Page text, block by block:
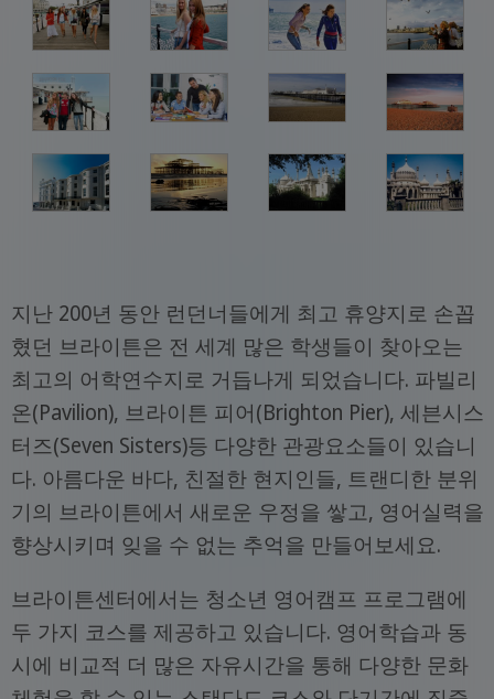
지난 200년 동안 런던너들에게 최고 휴양지로 손꼽
혔던 브라이튼은 전 세계 많은 학생들이 찾아오는
최고의 어학연수지로 거듭나게 되었습니다. 파빌리
온(Pavilion), 브라이튼 피어(Brighton Pier), 세븐시스
터즈(Seven Sisters)등 다양한 관광요소들이 있습니
다. 아름다운 바다, 친절한 현지인들, 트랜디한 분위
기의 브라이튼에서 새로운 우정을 쌓고, 영어실력을
향상시키며 잊을 수 없는 추억을 만들어보세요.
브라이튼센터에서는 청소년 영어캠프 프로그램에
두 가지 코스를 제공하고 있습니다. 영어학습과 동
시에 비교적 더 많은 자유시간을 통해 다양한 문화